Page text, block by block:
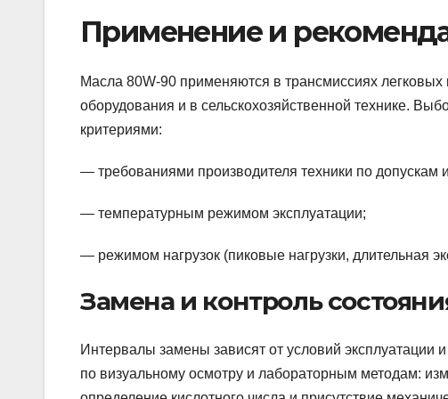
Применение и
Масла 80W-90 применяются в трансмиссиях
оборудования и в сельскохозяйственной технике.
критериями:
— требованиями производителя техники по допускам
— температурным режимом эксплуатации;
— режимом нагрузок (пиковые нагрузки, длительная
Замена и контроль
Интервалы замены зависят от условий эксплуатации
по визуальному осмотру и лабораторным методам: